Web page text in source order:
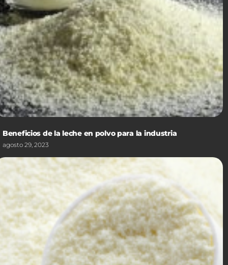
Beneficios de la leche en polvo para la industria
agosto 29, 2023